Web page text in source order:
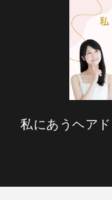
私にあうヘア